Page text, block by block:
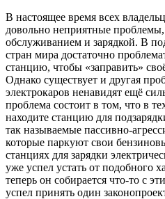
В настоящее время всех
довольно неприятные
обслуживанием и зарядкой. В
стран мира достаточно
станцию​, чтобы «заправить»
Однако существует и другая
электрокаров ненавидят ещё
проблема состоит в том, что в
находите станцию для
так называемые пассивно-
которые паркуют свои
станциях для зарядки
уже успел устать от подобного
теперь он собирается что-то с
успел принять один